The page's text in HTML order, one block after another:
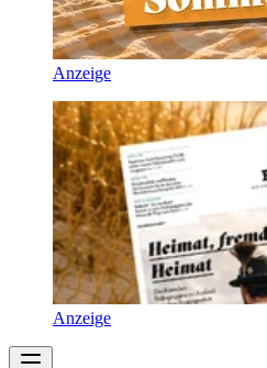
Anzeige
Anzeige